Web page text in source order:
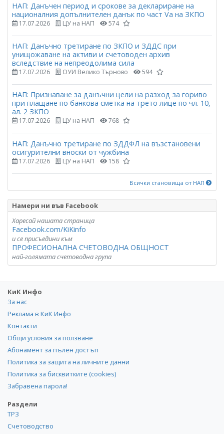
НАП: Данъчен период и срокове за деклариране на
националния допълнителен данък по част Vа на ЗКПО
17.07.2026 ЦУ на НАП 574
НАП: Данъчно третиране по ЗКПО и ЗДДС при
унищожаване на активи и счетоводен архив
вследствие на непреодолима сила
17.07.2026 ОУИ Велико Търново 594
НАП: Признаване за данъчни цели на разход за гориво
при плащане по банкова сметка на трето лице по чл. 10,
ал. 2 ЗКПО
17.07.2026 ЦУ на НАП 768
НАП: Данъчно третиране по ЗДДФЛ на възстановени
осигурителни вноски от чужбина
17.07.2026 ЦУ на НАП 158
Всички становища от НАП
Намери ни във Facebook
Харесай нашата страница
Facebook.com/KiKinfo
и се присъедини към
ПРОФЕСИОНАЛНА СЧЕТОВОДНА ОБЩНОСТ
най-голямата счетоводна група
КиК Инфо
За нас
Реклама в КиК Инфо
Контакти
Общи условия за ползване
Абонамент за пълен достъп
Политика за защита на личните данни
Политика за бисквитките (cookies)
Забравена парола!
Раздели
ТРЗ
Счетоводство